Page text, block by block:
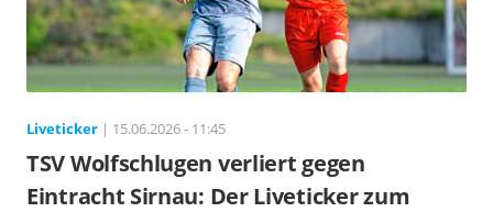
Liveticker | 15.06.2026 - 11:45
TSV Wolfschlugen verliert gegen
Eintracht Sirnau: Der Liveticker zum